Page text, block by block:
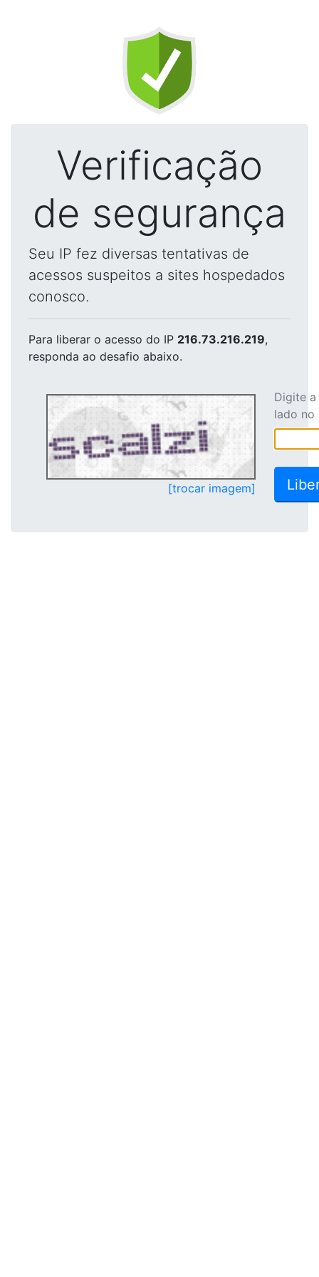
Verificação
de segurança
Seu IP fez diversas tentativas de
acessos suspeitos a sites hospedados
conosco.
Para liberar o acesso do IP 216.73.216.219,
responda ao desafio abaixo.
[trocar imagem]
Digite
lado no